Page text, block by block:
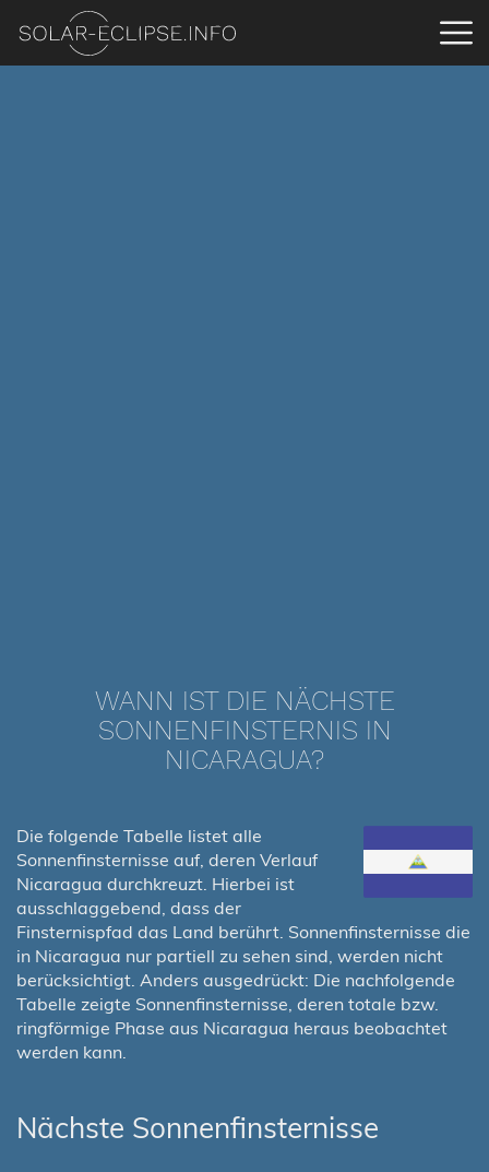
WANN IST DIE NÄCHSTE
SONNENFINSTERNIS IN
NICARAGUA?
Die folgende Tabelle listet alle
Sonnenfinsternisse auf, deren Verlauf
Nicaragua durchkreuzt. Hierbei ist
ausschlaggebend, dass der
Finsternispfad das Land berührt. Sonnenfinsternisse die
in Nicaragua nur partiell zu sehen sind, werden nicht
berücksichtigt. Anders ausgedrückt: Die nachfolgende
Tabelle zeigte Sonnenfinsternisse, deren totale bzw.
ringförmige Phase aus Nicaragua heraus beobachtet
werden kann.
Nächste Sonnenfinsternisse